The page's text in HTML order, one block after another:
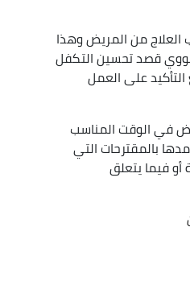
العلاج من المريض وهذا
قصد تحسين التكفل
على العمل
في الوقت المناسب
بالمقترحات التي
فيما يتعلق